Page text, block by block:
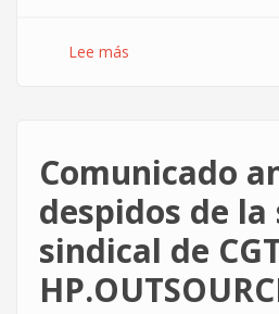
Lee más
PACKARD
(Zaragoza)
se
manifiestan
contra
los
Comunicado
despidos de la
sindical de